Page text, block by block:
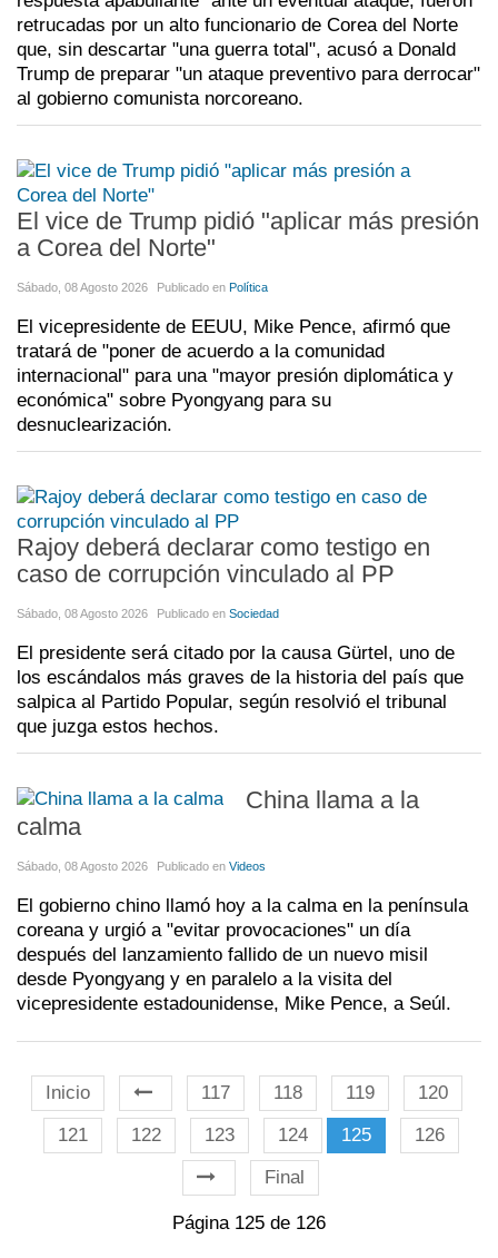
retrucadas por un alto funcionario de Corea del Norte
que, sin descartar "una guerra total", acusó a Donald
Trump de preparar "un ataque preventivo para derrocar"
al gobierno comunista norcoreano.
El vice de Trump pidió "aplicar más presión
a Corea del Norte"
Sábado, 08 Agosto 2026 Publicado en Política
El vicepresidente de EEUU, Mike Pence, afirmó que
tratará de "poner de acuerdo a la comunidad
internacional" para una "mayor presión diplomática y
económica" sobre Pyongyang para su
desnuclearización.
Rajoy deberá declarar como testigo en
caso de corrupción vinculado al PP
Sábado, 08 Agosto 2026 Publicado en Sociedad
El presidente será citado por la causa Gürtel, uno de
los escándalos más graves de la historia del país que
salpica al Partido Popular, según resolvió el tribunal
que juzga estos hechos.
China llama a la
calma
Sábado, 08 Agosto 2026 Publicado en Videos
El gobierno chino llamó hoy a la calma en la península
coreana y urgió a "evitar provocaciones" un día
después del lanzamiento fallido de un nuevo misil
desde Pyongyang y en paralelo a la visita del
vicepresidente estadounidense, Mike Pence, a Seúl.
Inicio 117 118 119
120
121
122 123 124 125
126
Final
Página 125 de 126